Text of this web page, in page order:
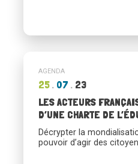
transformations, et que
durable et à la
mouvement du
AGENDA
25 07
23
LES ACTEURS
D’UNE CHARTE DE
COMMERCE ÉQUITABLE !
Décrypter la
pouvoir d’agir des